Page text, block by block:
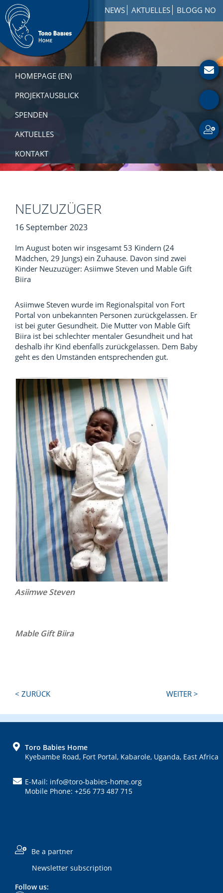
Zur
Hauptnavigation
springen
Skip
to
main
content
Zur
Fußzeile
springen
NEWS AKTUELLES BLOGG NO
Toro
Babies
Home
How
Involved
HOMEPAGE (EN)
PROJEKTAUSBLICK
SPENDEN
AKTUELLES
KONTAKT
NEUZUZÜGER
16 September 2023
Im August boten wir insgesamt 53 Kindern (24
Mädchen, 29 Jungs) ein Zuhause. Davon sind zwei
Kinder Neuzuzüger: Asiimwe Steven und Mable Gift
Biira
Asiimwe Steven wurde im Regionalspital von Fort
Portal von unbekannten Personen zurückgelassen. Er
ist bei guter Gesundheit. Die Mutter von Mable Gift
Biira ist bei schlechter mentaler Gesundheit und hat
deshalb ihr Kind ebenfalls zurückgelassen. Dem Baby
geht es den Umständen entsprechenden gut.
Asiimwe Steven
Mable Gift Biira
Next
< ZURÜCK WEITER >
FOOTERToro Babies Home
Kyebambe Road, Fort Portal, Kabarole, Uganda, East Africa
E-Mail: info@toro-babies-home.org
Mobile Phone: +256 773 487 715
Be a partner
Newsletter subscription
Follow us: